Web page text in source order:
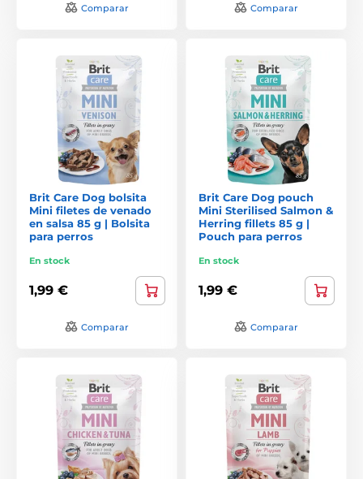
Comparar Comparar
Brit Care Dog bolsita
Mini filetes de venado
en salsa 85 g | Bolsita
para perros
En stock
1,99 €
Comparar
Brit Care Dog pouch
Mini Sterilised Salmon &
Herring fillets 85 g |
Pouch para perros
En stock
1,99 €
Comparar